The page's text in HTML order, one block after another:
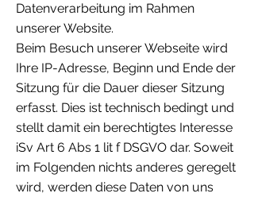
Datenverarbeitung im Rahmen
unserer Website.
Beim Besuch unserer Webseite wird
Ihre IP-Adresse, Beginn und Ende der
Sitzung für die Dauer dieser Sitzung
erfasst. Dies ist technisch bedingt und
stellt damit ein berechtigtes Interesse
iSv Art 6 Abs 1 lit f DSGVO dar. Soweit
im Folgenden nichts anderes geregelt
wird, werden diese Daten von uns